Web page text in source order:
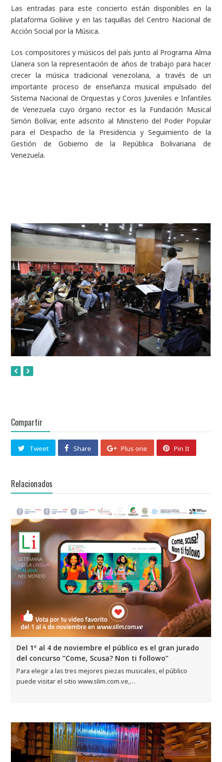
Las entradas para este concierto están disponibles en la
plataforma Goliiive y en las taquillas del Centro Nacional de
Acción Social por la Música.
Los compositores y músicos del país junto al Programa Alma
Llanera son la representación de años de trabajo para hacer
crecer la música tradicional venezolana, a través de un
importante proceso de enseñanza musical impulsado del
Sistema Nacional de Orquestas y Coros Juveniles e Infantiles
de Venezuela cuyo órgano rector es la Fundación Musical
Simón Bolívar, ente adscrito al Ministerio del Poder Popular
para el Despacho de la Presidencia y Seguimiento de la
Gestión de Gobierno de la República Bolivariana de
Venezuela.
Compartir
Tweet Share Plus one Pin It
Relacionados
Del 1º al 4 de noviembre el público es el gran jurado
del concurso “Come, Scusa? Non ti followo”
Para elegir a las tres mejores piezas musicales, el público
puede visitar el sitio www.slim.com.ve,…